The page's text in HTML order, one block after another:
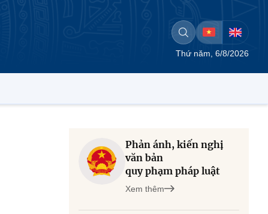
Thứ năm, 6/8/2026
Phản ánh, kiến nghị
văn bản
quy phạm pháp luật
Xem thêm